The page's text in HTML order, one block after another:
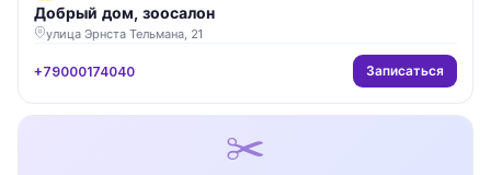
Добрый дом, зоосалон
улица Эрнста Тельмана, 21
+79000174040 Записаться
✂️